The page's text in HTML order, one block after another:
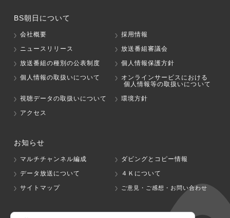
BS朝日について
会社概要
採用情報
ニュースリリース
放送番組審議会
放送番組の種別の公表制度
個人情報保護方針
個人情報の取扱いについて
オンラインサービスにおける
個人情報等の取扱いについて
視聴データの取扱いについて
環境方針
アクセス
お知らせ
マルチチャンネル編成
ダビングとコピー情報
データ放送について
４Ｋについて
サイトマップ
ご意見・ご感想・お問い合わせ